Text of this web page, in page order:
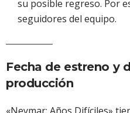
su posible regreso. Por
seguidores del equipo.
Fecha de estreno y
producción